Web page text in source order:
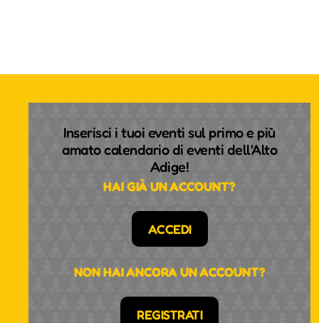
Inserisci i tuoi eventi sul primo e più
amato calendario di eventi dell'Alto
Adige!
HAI GIÀ UN ACCOUNT?
ACCEDI
NON HAI ANCORA UN ACCOUNT?
REGISTRATI